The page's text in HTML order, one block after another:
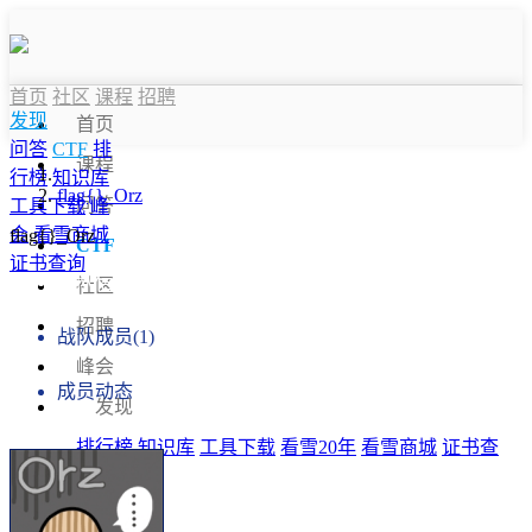
首页
课程
问答
CTF
社区
招聘
峰会
发现
排行榜 知识库 工具下载 看雪20年 看雪商城 证书查
询
首页 社区 课程 招聘
发现
问答 CTF 排
行榜 知识库
工具下载 峰
会 看雪商城
证书查询
flag{}_Orz
flag{}_Orz
战队信息
战队成员(1)
成员动态